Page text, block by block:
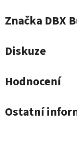
Značka DBX
Diskuze
Hodnocení
Ostatní